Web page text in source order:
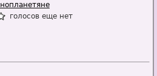
голосов еще нет